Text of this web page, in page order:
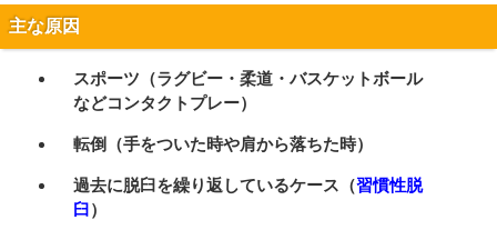
主な原因
スポーツ（ラグビー・柔道・バスケットボール
などコンタクトプレー）
転倒（手をついた時や肩から落ちた時）
過去に脱臼を繰り返しているケース（習慣性脱
臼）